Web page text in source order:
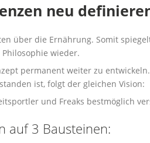
neu
über die Ernährung. Somit
wieder.
permanent weiter zu
ist, folgt der gleichen Vision:
und Freaks bestmöglich
auf 3 Bausteinen: